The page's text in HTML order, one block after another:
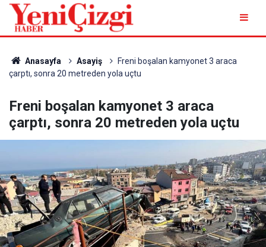
Anasayfa Asayiş
Freni boşalan kamyonet 3 araca
çarptı, sonra 20 metreden yola uçtu
Freni boşalan kamyonet 3 araca
çarptı, sonra 20 metreden yola uçtu